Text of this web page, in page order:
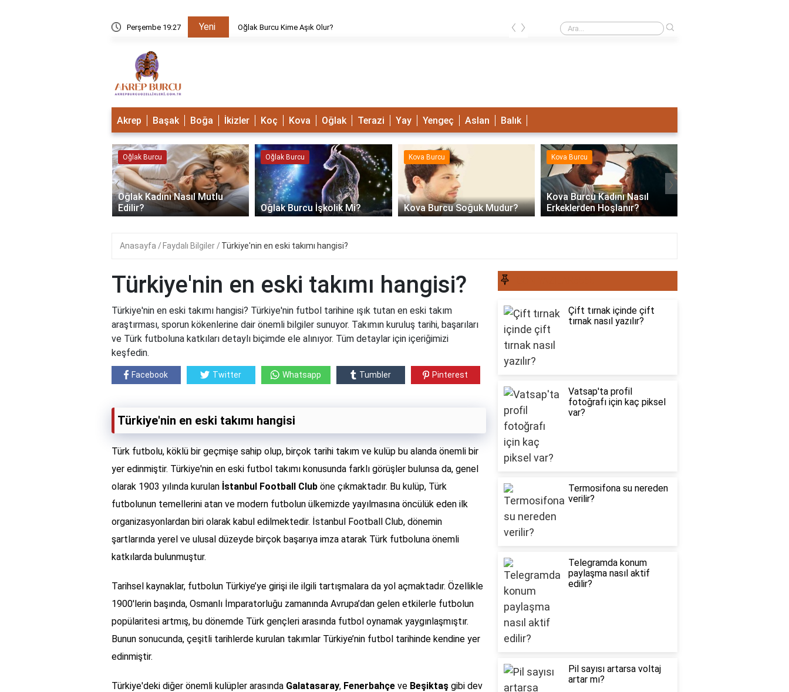
Perşembe 19:27 Yeni Oğlak Burcu Kime Aşık Olur? Terazi Erkeği Nasıl Sevişir?
‹ ›
Akrep Başak Boğa İkizler Koç Kova Oğlak Terazi Yay Yengeç Aslan Balık
Oğlak Burcu
Oğlak Kadını Nasıl Mutlu
Edilir?
Oğlak Burcu
Oğlak Burcu İşkolik Mi?
Kova Burcu
Kova Burcu Soğuk Mudur?
Kova Burcu
Kova Burcu Kadını Nasıl
Erkeklerden Hoşlanır?
‹ ›
Anasayfa Faydalı Bilgiler Türkiye'nin en eski takımı hangisi?
Türkiye'nin en eski takımı hangisi?
Türkiye'nin en eski takımı hangisi? Türkiye'nin futbol tarihine ışık tutan en eski takım
araştırması, sporun kökenlerine dair önemli bilgiler sunuyor. Takımın kuruluş tarihi, başarıları
ve Türk futboluna katkıları detaylı biçimde ele alınıyor. Tüm detaylar için içeriğimizi
keşfedin.
Facebook Twitter Whatsapp Tumbler Pinterest
Türkiye'nin en eski takımı hangisi
Türk futbolu, köklü bir geçmişe sahip olup, birçok tarihi takım ve kulüp bu alanda önemli bir
yer edinmiştir. Türkiye'nin en eski futbol takımı konusunda farklı görüşler bulunsa da, genel
olarak 1903 yılında kurulan İstanbul Football Club öne çıkmaktadır. Bu kulüp, Türk
futbolunun temellerini atan ve modern futbolun ülkemizde yayılmasına öncülük eden ilk
organizasyonlardan biri olarak kabul edilmektedir. İstanbul Football Club, dönemin
şartlarında yerel ve ulusal düzeyde birçok başarıya imza atarak Türk futboluna önemli
katkılarda bulunmuştur.
Tarihsel kaynaklar, futbolun Türkiye’ye girişi ile ilgili tartışmalara da yol açmaktadır. Özellikle
1900'lerin başında, Osmanlı İmparatorluğu zamanında Avrupa’dan gelen etkilerle futbolun
popülaritesi artmış, bu dönemde Türk gençleri arasında futbol oynamak yaygınlaşmıştır.
Bunun sonucunda, çeşitli tarihlerde kurulan takımlar Türkiye’nin futbol tarihinde kendine yer
edinmiştir.
Türkiye'deki diğer önemli kulüpler arasında Galatasaray, Fenerbahçe ve Beşiktaş gibi dev
Çift tırnak içinde çift
tırnak nasıl yazılır?
Vatsap'ta profil
fotoğrafı için kaç piksel
var?
Termosifona su nereden
verilir?
Telegramda konum
paylaşma nasıl aktif
edilir?
Pil sayısı artarsa voltaj
artar mı?